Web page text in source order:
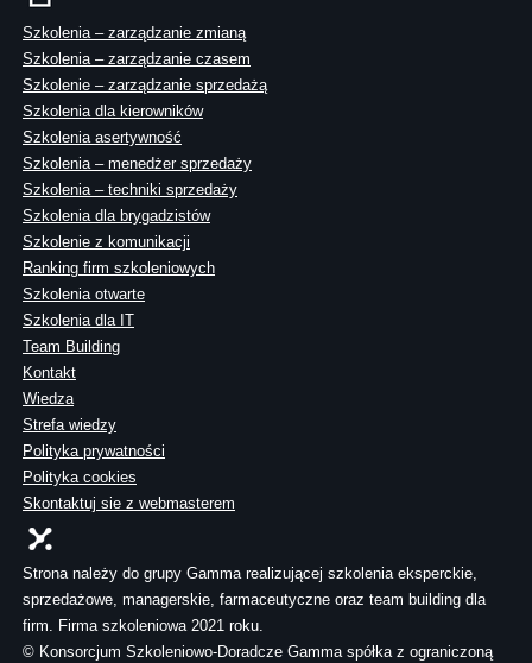
Szkolenia – zarządzanie zmianą
Szkolenia – zarządzanie czasem
Szkolenie – zarządzanie sprzedażą
Szkolenia dla kierowników
Szkolenia asertywność
Szkolenia – menedżer sprzedaży
Szkolenia – techniki sprzedaży
Szkolenia dla brygadzistów
Szkolenie z komunikacji
Ranking firm szkoleniowych
Szkolenia otwarte
Szkolenia dla IT
Team Building
Kontakt
Wiedza
Strefa wiedzy
Polityka prywatności
Polityka cookies
Skontaktuj sie z webmasterem
Strona należy do grupy Gamma realizującej szkolenia eksperckie,
sprzedażowe, managerskie, farmaceutyczne oraz team building dla
firm. Firma szkoleniowa 2021 roku.
© Konsorcjum Szkoleniowo-Doradcze Gamma spółka z ograniczoną